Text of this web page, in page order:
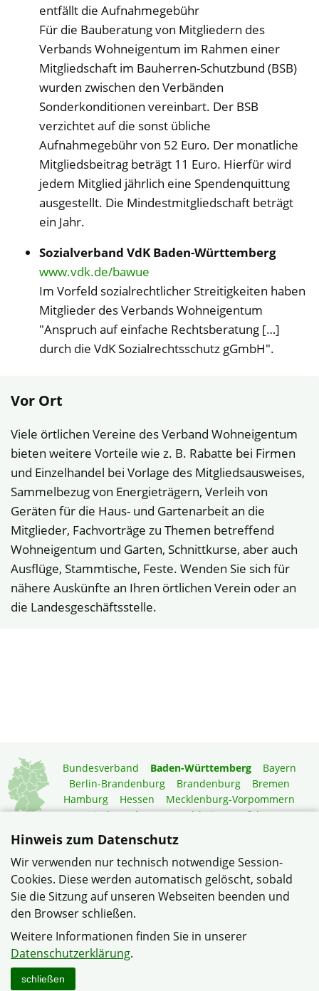
entfällt die Aufnahmegebühr
Für die Bauberatung von Mitgliedern des
Verbands Wohneigentum im Rahmen einer
Mitgliedschaft im Bauherren-Schutzbund (BSB)
wurden zwischen den Verbänden
Sonderkonditionen vereinbart. Der BSB
verzichtet auf die sonst übliche
Aufnahmegebühr von 52 Euro. Der monatliche
Mitgliedsbeitrag beträgt 11 Euro. Hierfür wird
jedem Mitglied jährlich eine Spendenquittung
ausgestellt. Die Mindestmitgliedschaft beträgt
ein Jahr.
Sozialverband VdK Baden-Württemberg
www.vdk.de/bawue
Im Vorfeld sozialrechtlicher Streitigkeiten haben
Mitglieder des Verbands Wohneigentum
"Anspruch auf einfache Rechtsberatung […]
durch die VdK Sozialrechtsschutz gGmbH".
Vor Ort
Viele örtlichen Vereine des Verband Wohneigentum
bieten weitere Vorteile wie z. B. Rabatte bei Firmen
und Einzelhandel bei Vorlage des Mitgliedsausweises,
Sammelbezug von Energieträgern, Verleih von
Geräten für die Haus- und Gartenarbeit an die
Mitglieder, Fachvorträge zu Themen betreffend
Wohneigentum und Garten, Schnittkurse, aber auch
Ausflüge, Stammtische, Feste. Wenden Sie sich für
nähere Auskünfte an Ihren örtlichen Verein oder an
die Landesgeschäftsstelle.
Bundesverband Baden-Württemberg
Bayern
Berlin-Brandenburg
Brandenburg
Bremen
Hamburg
Hessen
Mecklenburg-Vorpommern
Niedersachsen
Nordrhein-Westfalen
Sachsen-Anhalt
Schleswig-Holstein
Mitgliedermagazin
Gartenberatung
© Siedler und Wohneigentümer Sinsheim im Verband
Wohneigentum Baden-Württemberg e.V.
Datenschutzerklärung
Hinweis zum Datenschutz
Wir verwenden nur technisch notwendige Session-
Cookies. Diese werden automatisch gelöscht, sobald
Sie die Sitzung auf unseren Webseiten beenden und
den Browser schließen.
Weitere Informationen finden Sie in unserer
Datenschutzerklärung.
schließen